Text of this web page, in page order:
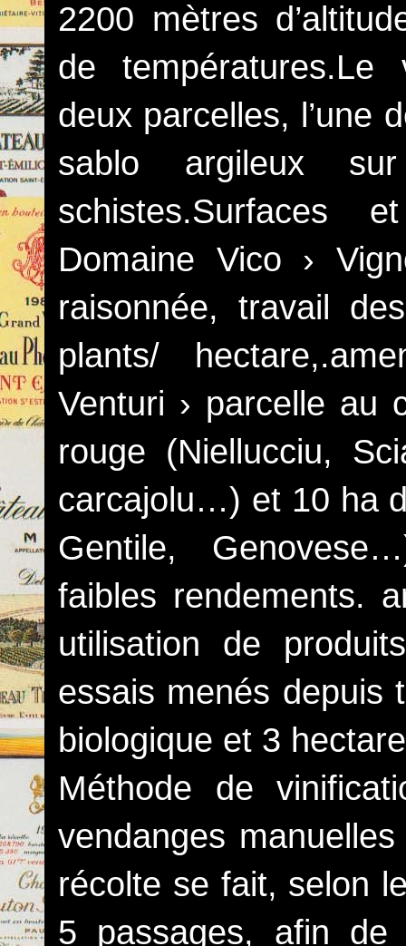
2200 mètres
de
deux parcelles, l’une
sablo argileux
schistes.Surfaces
Domaine Vico ›
raisonnée, travail
plants/
Venturi › parcelle au
rouge (Niellucciu,
carcajolu…) et 10 ha
Gentile,
faibles rendements.
utilisation de
essais menés depuis
biologique et 3
Méthode de
vendanges
récolte se fait, selon
5 passages, afin de